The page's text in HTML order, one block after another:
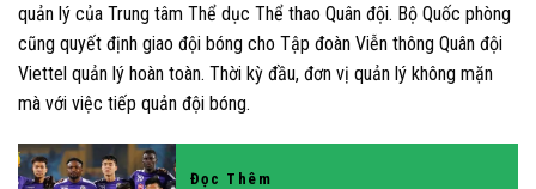
quản lý của Trung tâm Thể dục Thể thao Quân đội. Bộ Quốc phòng
cũng quyết định giao đội bóng cho Tập đoàn Viễn thông Quân đội
Viettel quản lý hoàn toàn. Thời kỳ đầu, đơn vị quản lý không mặn
mà với việc tiếp quản đội bóng.
Đọc Thêm